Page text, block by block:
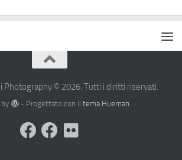
Photography © 2026. Tutti i diritti riservati.
- Progettato con il tema Hueman